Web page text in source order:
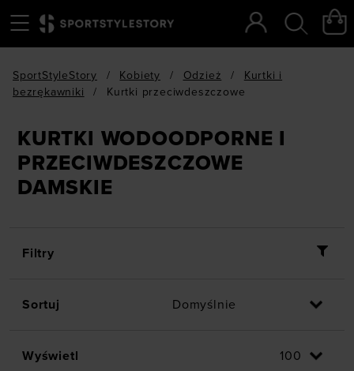
SportStyleStory / Kobiety / Odzież /
Kurtki i
bezrękawniki
/ Kurtki przeciwdeszczowe
KURTKI WODOODPORNE I
PRZECIWDESZCZOWE
DAMSKIE
Filtry
Sortuj
Wyświetl